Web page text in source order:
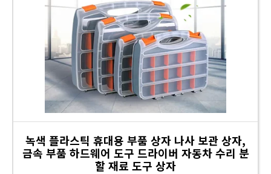
녹색 플라스틱 휴대용 부품 상자 나사 보관 상자,
금속 부품 하드웨어 도구 드라이버 자동차 수리 분
할 재료 도구 상자